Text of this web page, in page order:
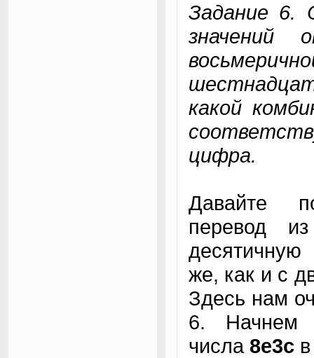
Задание 6.
какой
цифра.
Давайте
перевод
десятичную
же, как и с
Здесь нам
6. Начнем
числа 8e3c